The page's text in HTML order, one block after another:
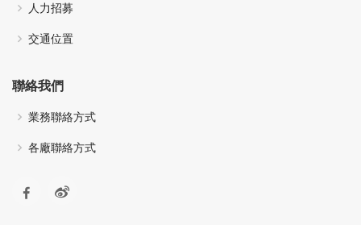
人力招募
交通位置
聯絡我們
業務聯絡方式
各廠聯絡方式